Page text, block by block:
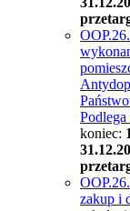
koniec:
zakup i